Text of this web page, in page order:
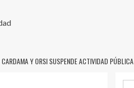
Y ORSI SUSPENDE ACTIVIDAD PÚBLICA